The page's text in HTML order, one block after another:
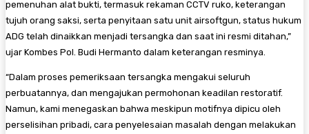
pemenuhan alat bukti, termasuk rekaman CCTV ruko, keterangan
tujuh orang saksi, serta penyitaan satu unit airsoftgun, status hukum
ADG telah dinaikkan menjadi tersangka dan saat ini resmi ditahan,”
ujar Kombes Pol. Budi Hermanto dalam keterangan resminya.
“Dalam proses pemeriksaan tersangka mengakui seluruh
perbuatannya, dan mengajukan permohonan keadilan restoratif.
Namun, kami menegaskan bahwa meskipun motifnya dipicu oleh
perselisihan pribadi, cara penyelesaian masalah dengan melakukan